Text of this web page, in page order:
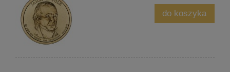
do koszyka